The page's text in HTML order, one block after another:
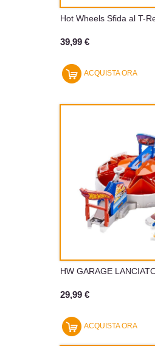
Hot Wheels Sfida al T-
39,99 €
ACQUISTA ORA
HW GARAGE
29,99 €
ACQUISTA ORA